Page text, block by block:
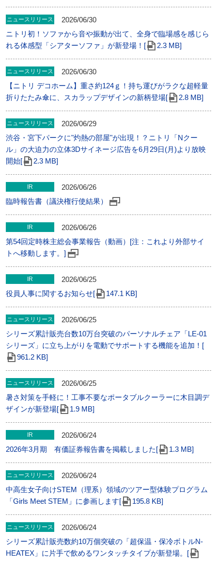
ニュースリリース
2026/06/30
ニトリ初！ソファから音や振動が出て、全身で臨場感を感じら
れる体感型「シアターソファ」が新登場！[
2.3 MB]
ニュースリリース
2026/06/30
【ニトリ デコホーム】重さ約124ｇ！持ち運びがラクな超軽量
折りたたみ傘に、スカラップデザインの新柄登場[
2.8 MB]
ニュースリリース
2026/06/29
渋谷・宮下パークに"灼熱の部屋"が出現！？ニトリ「Nクー
ル」の大迫力の立体3Dサイネージ広告を6月29日(月)より放映
開始[
2.3 MB]
IR
2026/06/26
臨時報告書（議決権行使結果）
IR
2026/06/26
第54回定時株主総会事業報告（動画）[注：これより外部サイ
トへ移動します。]
IR
2026/06/25
役員人事に関するお知らせ[
147.1 KB]
ニュースリリース
2026/06/25
シリーズ累計販売台数10万台突破のパーソナルチェア「LE-01
シリーズ」に立ち上がりを電動でサポートする機能を追加！[
961.2 KB]
ニュースリリース
2026/06/25
暑さ対策を手軽に！工事不要なポータブルクーラーに木目調デ
ザインが新登場[
1.9 MB]
IR
2026/06/24
2026年3月期 有価証券報告書を掲載しました[
1.3 MB]
ニュースリリース
2026/06/24
中高生女子向けSTEM（理系）領域のツアー型体験プログラム
「Girls Meet STEM」に参画します[
195.8 KB]
ニュースリリース
2026/06/24
シリーズ累計販売数約10万個突破の「超保温・保冷ボトルN-
HEATEX」に片手で飲めるワンタッチタイプが新登場。[